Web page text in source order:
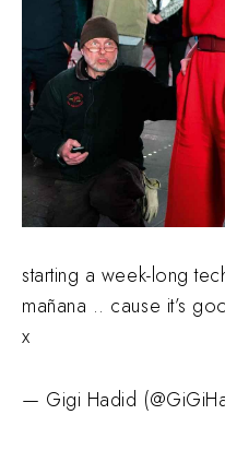
starting a week-long
mañana .. cause it’s
x
— Gigi Hadid